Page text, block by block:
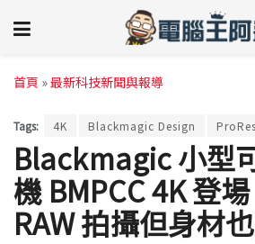
首頁 »最新科技新聞與報導
Tags: 4K Blackmagic Design ProRes
Blackmagic 小型
機 BMPCC 4K 登
RAW 拍攝但身材